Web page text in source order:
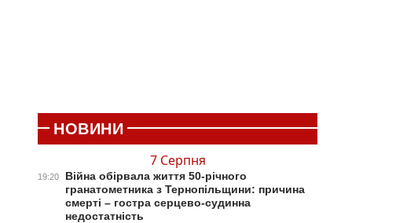
НОВИНИ
7 Серпня
19:20
Війна обірвала життя 50-річного
гранатометника з Тернопільщини: причина
смерті – гостра серцево-судинна
недостатність